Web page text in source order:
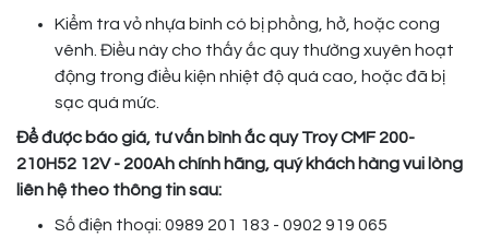
Kiểm tra vỏ nhựa bình có bị phồng, hở, hoặc cong
vênh. Điều này cho thấy ắc quy thường xuyên hoạt
động trong điều kiện nhiệt độ quá cao, hoặc đã bị
sạc quá mức.
Để được báo giá, tư vấn bình ắc quy Troy CMF 200-
210H52 12V - 200Ah chính hãng, quý khách hàng vui lòng
liên hệ theo thông tin sau:
Số điện thoại: 0989 201 183 - 0902 919 065